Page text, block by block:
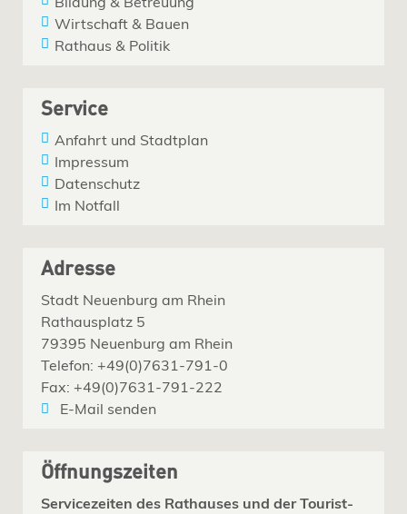
Wirtschaft & Bauen
Rathaus & Politik
Service
Anfahrt und Stadtplan
Impressum
Datenschutz
Im Notfall
Adresse
Stadt Neuenburg am Rhein
Rathausplatz 5
79395 Neuenburg am Rhein
Telefon: +49(0)7631-791-0
Fax: +49(0)7631-791-222
E-Mail senden
Öffnungszeiten
Servicezeiten des Rathauses und der Tourist-